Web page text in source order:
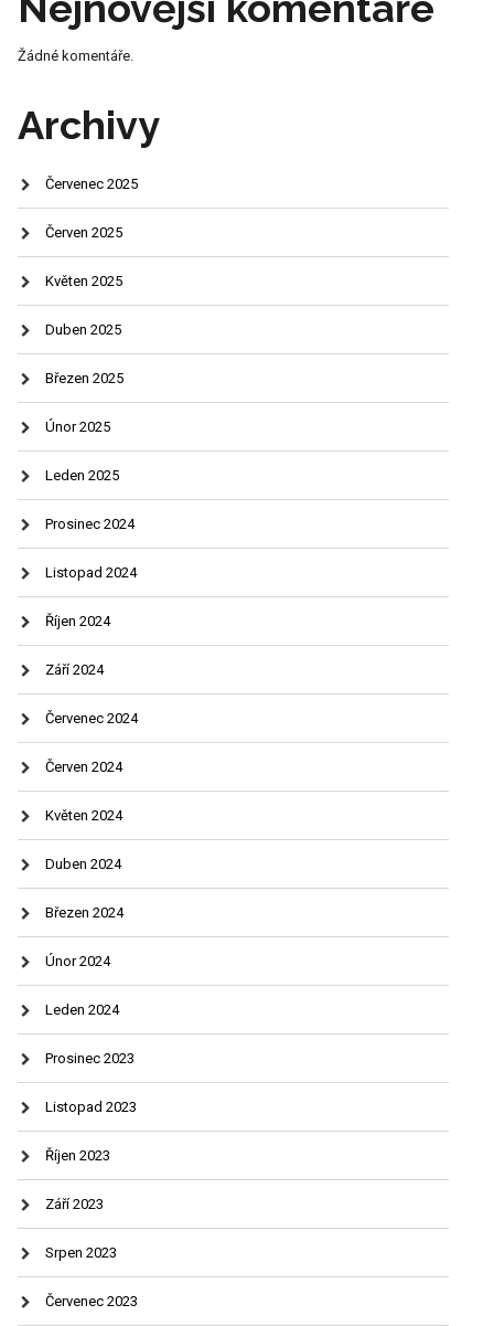
Žádné komentáře.
Archivy
Červenec 2025
Červen 2025
Květen 2025
Duben 2025
Březen 2025
Únor 2025
Leden 2025
Prosinec 2024
Listopad 2024
Říjen 2024
Září 2024
Červenec 2024
Červen 2024
Květen 2024
Duben 2024
Březen 2024
Únor 2024
Leden 2024
Prosinec 2023
Listopad 2023
Říjen 2023
Září 2023
Srpen 2023
Červenec 2023